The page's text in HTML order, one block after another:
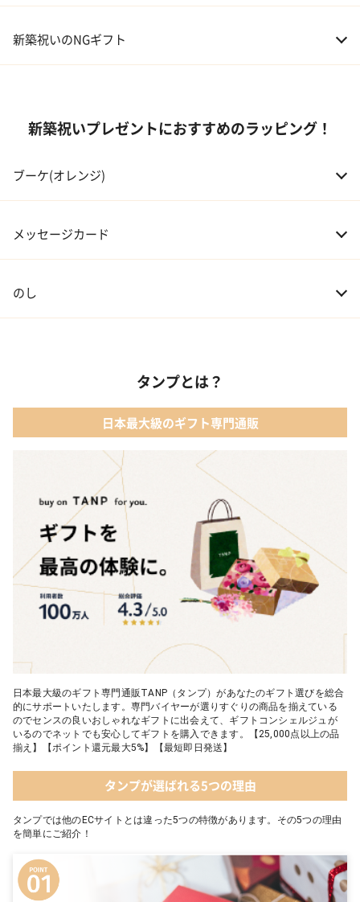
05 ハーバリウム
02 両親 10,000～50,000円
05 甥・姪 20,000～30,000円
06 孫 20,000～30,000円
新築祝いのNGギフト
新築祝いプレゼントにおすすめのラッピング！
ブーケ(オレンジ)
メッセージカード
のし
タンプとは？
日本最大級のギフト専門通販
日本最大級のギフト専門通販TANP（タンプ）があなたのギフト選びを総合
的にサポートいたします。専門バイヤーが選りすぐりの商品を揃えている
のでセンスの良いおしゃれなギフトに出会えて、ギフトコンシェルジュが
いるのでネットでも安心してギフトを購入できます。【25,000点以上の品
揃え】【ポイント還元最大5%】【最短即日発送】
タンプが選ばれる5つの理由
タンプでは他のECサイトとは違った5つの特徴があります。その5つの理由
を簡単にご紹介！